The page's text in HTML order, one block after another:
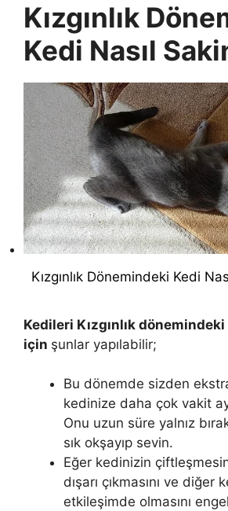
Kızgınlık
Kedi Nasıl
Kızgınlık Dönemindeki Kedi
Kedileri Kızgınlık
için şunlar yapılabilir;
Bu dönemde sizden
kedinize daha çok vakit
Onu uzun süre yalnız
sık okşayıp sevin.
Eğer kedinizin
dışarı çıkmasını ve diğer
etkileşimde olmasını